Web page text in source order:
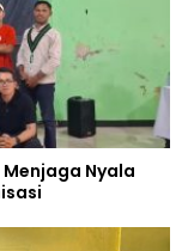
Nyala